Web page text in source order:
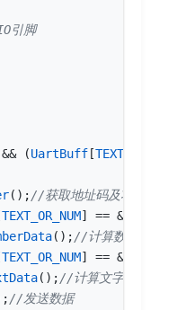
&& (UartBuff [TEXT_OR_NUM
();
TEXT_OR_NUM] == &
();
TEXT_OR_NUM] == &
();